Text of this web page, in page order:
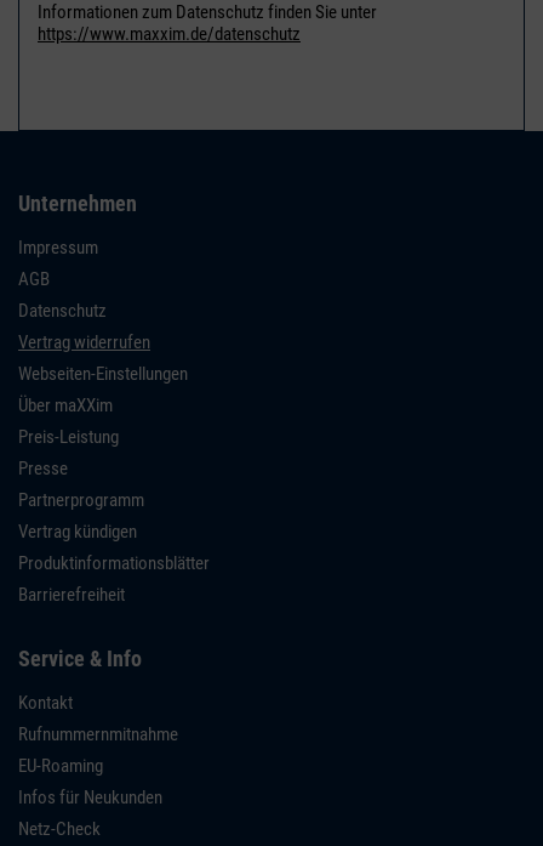
Informationen zum Datenschutz finden Sie unter
https://www.maxxim.de/datenschutz
Unternehmen
Impressum
AGB
Datenschutz
Vertrag widerrufen
Webseiten-Einstellungen
Über maXXim
Preis-Leistung
Presse
Partnerprogramm
Vertrag kündigen
Produktinformationsblätter
Barrierefreiheit
Service & Info
Kontakt
Rufnummernmitnahme
EU-Roaming
Infos für Neukunden
Netz-Check